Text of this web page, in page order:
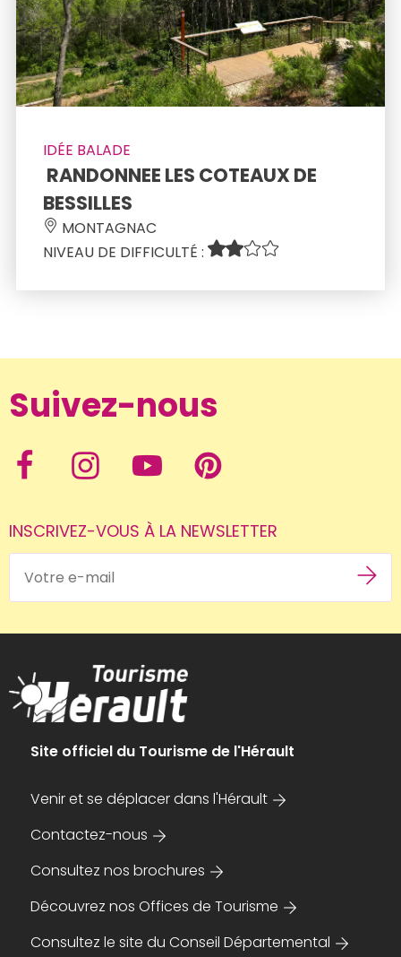
IDÉE BALADE
BESSILLES
MONTAGNAC
NIVEAU DE DIFFICULTÉ :
Suivez-nous
INSCRIVEZ-VOUS À LA NEWSLETTER
Site officiel du Tourisme de l'Hérault
Venir et se déplacer dans l'Hérault
Contactez-nous
Consultez nos brochures
Découvrez nos Offices de Tourisme
Consultez le site du Conseil Départemental